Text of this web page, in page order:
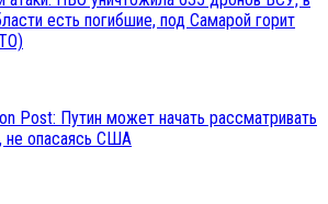
есть погибшие, под Самарой горит